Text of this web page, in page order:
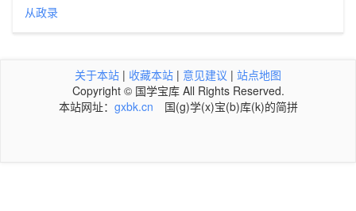
从政录
关于本站 | 收藏本站 | 意见建议 | 站点地图
Copyright © 国学宝库 All Rights Reserved.
本站网址： gxbk.cn 国(g)学(x)宝(b)库(k)的简拼